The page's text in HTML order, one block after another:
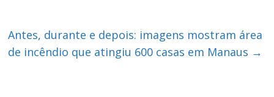
Antes, durante e depois: imagens mostram área
de incêndio que atingiu 600 casas em Manaus →